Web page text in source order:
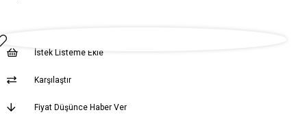
İstek Listeme Ekle
Karşılaştır
Fiyat Düşünce Haber Ver